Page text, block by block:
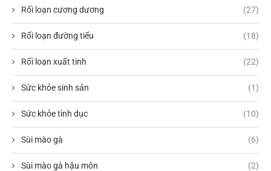
Rối loạn cương dương (27)
Rối loạn đường tiểu (18)
Rối loạn xuất tinh (22)
Sức khỏe sinh sản (1)
Sức khỏe tình dục (10)
Sùi mào gà (6)
Sùi mào gà hậu môn (2)